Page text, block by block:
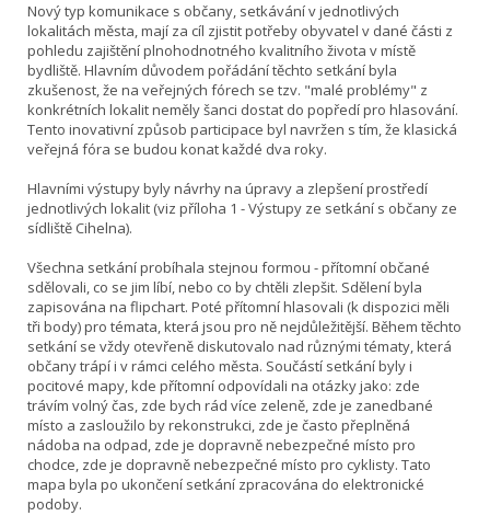
Nový typ komunikace s občany, setkávání v jednotlivých
lokalitách města, mají za cíl zjistit potřeby obyvatel v dané části z
pohledu zajištění plnohodnotného kvalitního života v místě
bydliště. Hlavním důvodem pořádání těchto setkání byla
zkušenost, že na veřejných fórech se tzv. "malé problémy" z
konkrétních lokalit neměly šanci dostat do popředí pro hlasování.
Tento inovativní způsob participace byl navržen s tím, že klasická
veřejná fóra se budou konat každé dva roky.
Hlavními výstupy byly návrhy na úpravy a zlepšení prostředí
jednotlivých lokalit (viz příloha 1 - Výstupy ze setkání s občany ze
sídliště Cihelna).
Všechna setkání probíhala stejnou formou - přítomní občané
sdělovali, co se jim líbí, nebo co by chtěli zlepšit. Sdělení byla
zapisována na flipchart. Poté přítomní hlasovali (k dispozici měli
tři body) pro témata, která jsou pro ně nejdůležitější. Během těchto
setkání se vždy otevřeně diskutovalo nad různými tématy, která
občany trápí i v rámci celého města. Součástí setkání byly i
pocitové mapy, kde přítomní odpovídali na otázky jako: zde
trávím volný čas, zde bych rád více zeleně, zde je zanedbané
místo a zasloužilo by rekonstrukci, zde je často přeplněná
nádoba na odpad, zde je dopravně nebezpečné místo pro
chodce, zde je dopravně nebezpečné místo pro cyklisty. Tato
mapa byla po ukončení setkání zpracována do elektronické
podoby.